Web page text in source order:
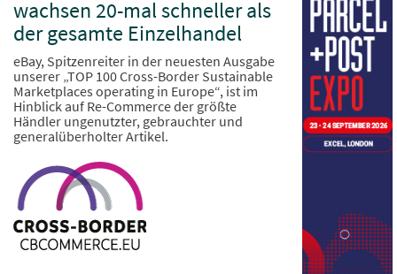
wachsen 20-mal schneller als
der gesamte Einzelhandel
eBay, Spitzenreiter in der neuesten Ausgabe
unserer „TOP 100 Cross-Border Sustainable
Marketplaces operating in Europe“, ist im
Hinblick auf Re-Commerce der größte
Händler ungenutzter, gebrauchter und
generalüberholter Artikel.